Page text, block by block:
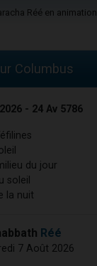
Réé en animation
Columbus
- 24 Av 5786
du jour
soleil
la nuit
Réé
7 Août 2026